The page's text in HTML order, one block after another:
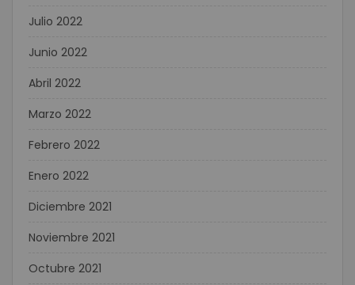
Julio 2022
Junio 2022
Abril 2022
Marzo 2022
Febrero 2022
Enero 2022
Diciembre 2021
Noviembre 2021
Octubre 2021